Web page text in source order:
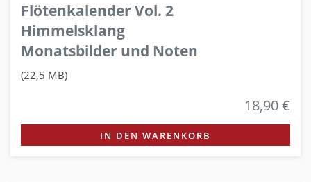
Flötenkalender Vol. 2
Himmelsklang
Monatsbilder und Noten
(22,5 MB)
18,90 €
IN DEN WARENKORB